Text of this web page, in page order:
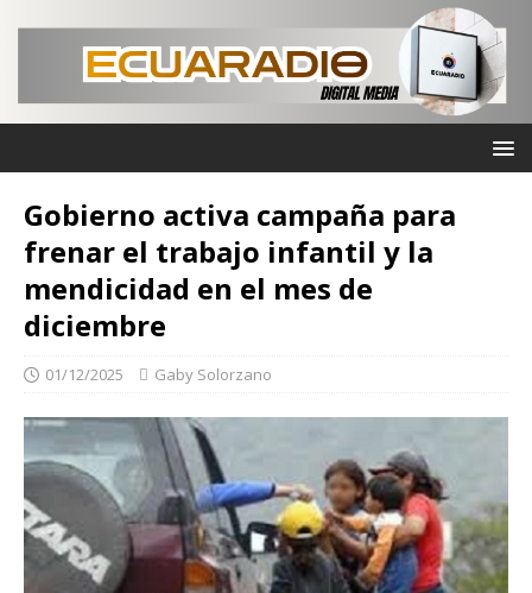
Gobierno activa campaña para
frenar el trabajo infantil y la
mendicidad en el mes de
diciembre
01/12/2025 Gaby Solorzano